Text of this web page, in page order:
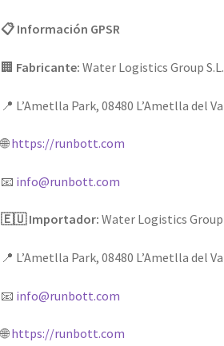
📋 Información GPSR
🏢 Fabricante: Water Logistics Group S.L.
📍 L’Ametlla Park, 08480 L’Ametlla del
🌐https://runbott.com
📧 info@runbott.com
🇪🇺 Importador: Water Logistics Group
📍 L’Ametlla Park, 08480 L’Ametlla del
📧 info@runbott.com
🌐https://runbott.com